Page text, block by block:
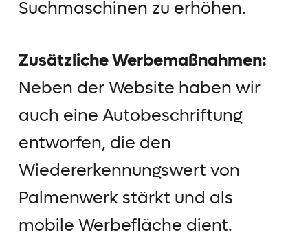
Suchmaschinen zu erhöhen.
Zusätzliche Werbemaßnahmen:
Neben der Website haben wir
auch eine Autobeschriftung
entworfen, die den
Wiedererkennungswert von
Palmenwerk stärkt und als
mobile Werbefläche dient.